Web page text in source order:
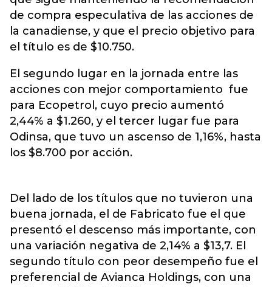
de compra especulativa de las acciones de
la canadiense, y que el precio objetivo para
el título es de $10.750.
El segundo lugar en la jornada entre las
acciones con mejor comportamiento fue
para Ecopetrol, cuyo precio aumentó
2,44% a $1.260, y el tercer lugar fue para
Odinsa, que tuvo un ascenso de 1,16%, hasta
los $8.700 por acción.
Del lado de los títulos que no tuvieron una
buena jornada, el de Fabricato fue el que
presentó el descenso más importante, con
una variación negativa de 2,14% a $13,7. El
segundo título con peor desempeño fue el
preferencial de Avianca Holdings, con una